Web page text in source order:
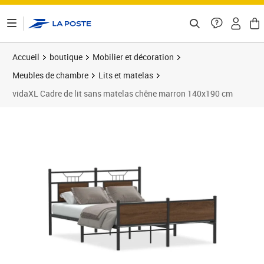
Accueil boutique
Mobilier et décoration
Meubles de chambre
Lits et matelas
vidaXL Cadre de lit sans matelas chêne marron 140x190 cm